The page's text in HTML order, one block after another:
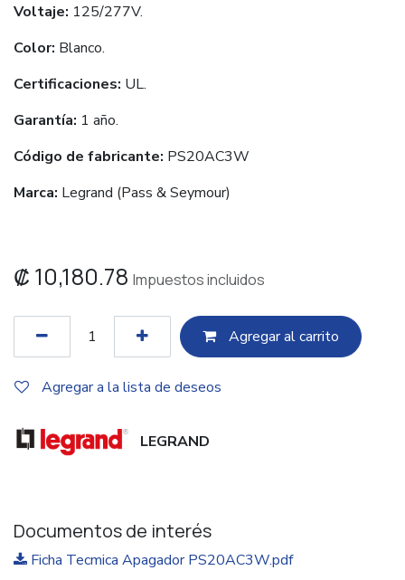
Voltaje: 125/277V.
Color: Blanco.
Certificaciones: UL.
Garantía: 1 año.
Código de fabricante: PS20AC3W
Marca: Legrand (Pass & Seymour)
₡ 10,180.78 Impuestos incluidos
Agregar al c​​arrito
Agregar a la lista de deseos
LEGRAND
Documentos de interés
Ficha Tecmica Apagador PS20AC3W.pdf